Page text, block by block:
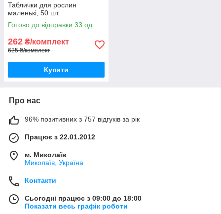
Таблички для рослин
маленькі, 50 шт.
Готово до відправки 33 од.
262 ₴/комплект
625 ₴/комплект
Купити
Про нас
96% позитивних з 757 відгуків за рік
Працює з 22.01.2012
м. Миколаїв
Миколаїв, Україна
Контакти
Сьогодні працює з 09:00 до 18:00
Показати весь графік роботи